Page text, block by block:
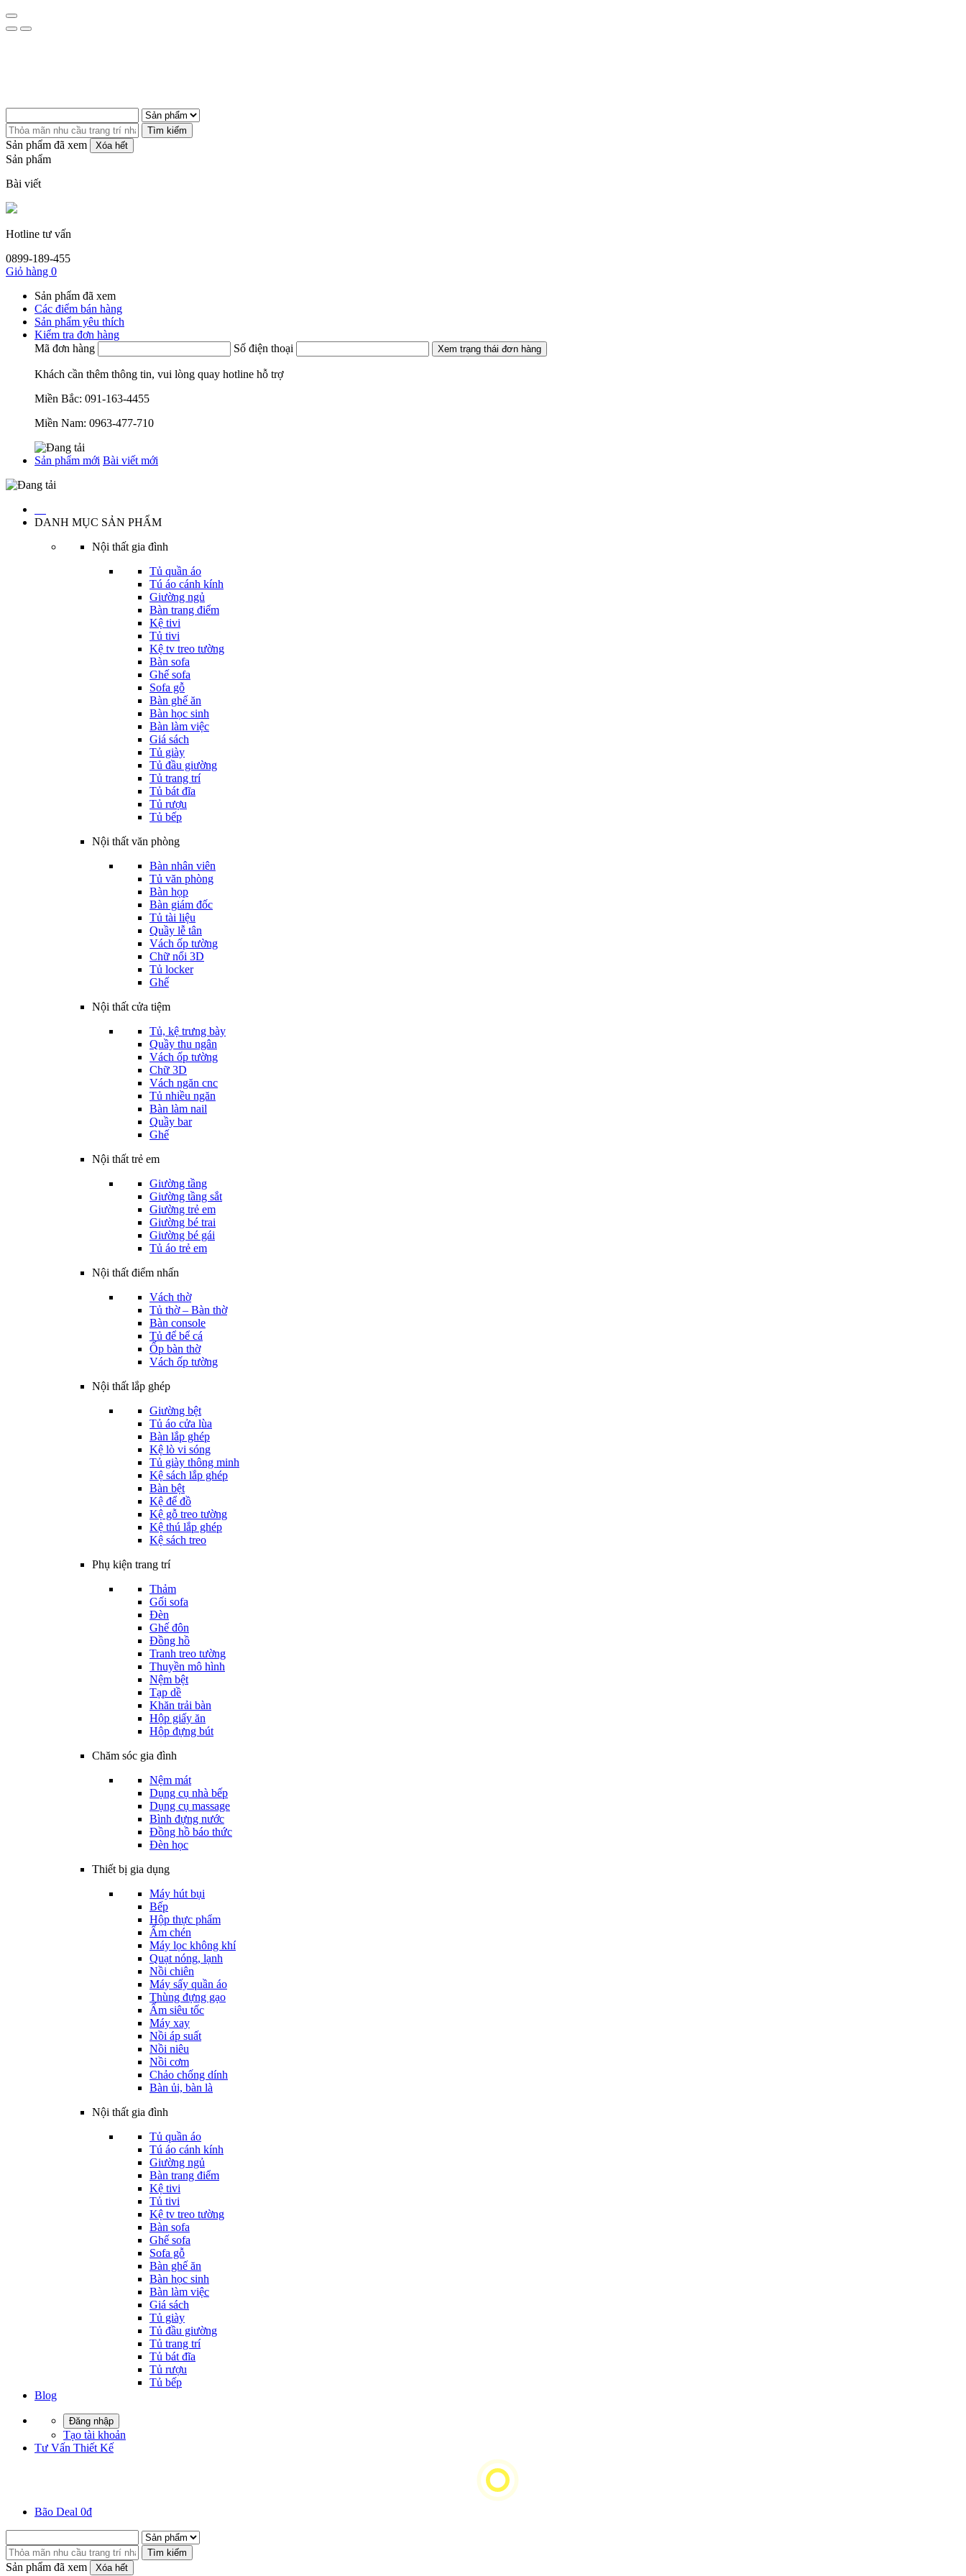
Tìm kiếm
Sản phẩm đã xem Xóa hết
Sản phẩm
Bài viết
Hotline tư vấn
0899-189-455
Giỏ hàng 0
Sản phẩm đã xem
Các điểm bán hàng
Sản phẩm yêu thích
Kiểm tra đơn hàng
Mã đơn hàng
Số điện thoại Xem trạng thái đơn hàng
Khách cần thêm thông tin, vui lòng quay hotline hỗ trợ
Miền Bắc: 091-163-4455
Miền Nam: 0963-477-710
Sản phẩm mới Bài viết mới
DANH MỤC SẢN PHẨM
Nội thất gia đình
Tủ quần áo
Tú áo cánh kính
Giường ngủ
Bàn trang điểm
Kệ tivi
Tủ tivi
Kệ tv treo tường
Bàn sofa
Ghế sofa
Sofa gỗ
Bàn ghế ăn
Bàn học sinh
Bàn làm việc
Giá sách
Tủ giày
Tủ đầu giường
Tủ trang trí
Tủ bát đĩa
Tủ rượu
Tủ bếp
Nội thất văn phòng
Bàn nhân viên
Tủ văn phòng
Bàn họp
Bàn giám đốc
Tủ tài liệu
Quầy lễ tân
Vách ốp tường
Chữ nổi 3D
Tủ locker
Ghế
Nội thất cửa tiệm
Tủ, kệ trưng bày
Quầy thu ngân
Vách ốp tường
Chữ 3D
Vách ngăn cnc
Tủ nhiều ngăn
Bàn làm nail
Quầy bar
Ghế
Nội thất trẻ em
Giường tầng
Giường tầng sắt
Giường trẻ em
Giường bé trai
Giường bé gái
Tủ áo trẻ em
Nội thất điểm nhấn
Vách thờ
Tủ thờ – Bàn thờ
Bàn console
Tủ để bể cá
Ốp bàn thờ
Vách ốp tường
Nội thất lắp ghép
Giường bệt
Tủ áo cửa lùa
Bàn lắp ghép
Kệ lò vi sóng
Tủ giày thông minh
Kệ sách lắp ghép
Bàn bệt
Kệ để đồ
Kệ gỗ treo tường
Kệ thú lắp ghép
Kệ sách treo
Phụ kiện trang trí
Thảm
Gối sofa
Đèn
Ghế đôn
Đồng hồ
Tranh treo tường
Thuyền mô hình
Nệm bệt
Tạp dề
Khăn trải bàn
Hộp giấy ăn
Hộp đựng bút
Chăm sóc gia đình
Nệm mát
Dụng cụ nhà bếp
Dụng cụ massage
Bình đựng nước
Đồng hồ báo thức
Đèn học
Thiết bị gia dụng
Máy hút bụi
Bếp
Hộp thực phẩm
Ấm chén
Máy lọc không khí
Quạt nóng, lạnh
Nồi chiên
Máy sấy quần áo
Thùng đựng gạo
Ấm siêu tốc
Máy xay
Nồi áp suất
Nồi niêu
Nồi cơm
Chảo chống dính
Bàn ủi, bàn là
Nội thất gia đình
Tủ quần áo
Tú áo cánh kính
Giường ngủ
Bàn trang điểm
Kệ tivi
Tủ tivi
Kệ tv treo tường
Bàn sofa
Ghế sofa
Sofa gỗ
Bàn ghế ăn
Bàn học sinh
Bàn làm việc
Giá sách
Tủ giày
Tủ đầu giường
Tủ trang trí
Tủ bát đĩa
Tủ rượu
Tủ bếp
Blog
Đăng nhập
Tạo tài khoản
Tư Vấn Thiết Kế
Bão Deal 0đ
Tìm kiếm
Sản phẩm đã xem Xóa hết